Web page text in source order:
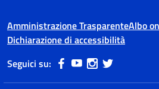
Amministrazione TrasparenteAlbo
Dichiarazione di accessibilità
Seguici su: